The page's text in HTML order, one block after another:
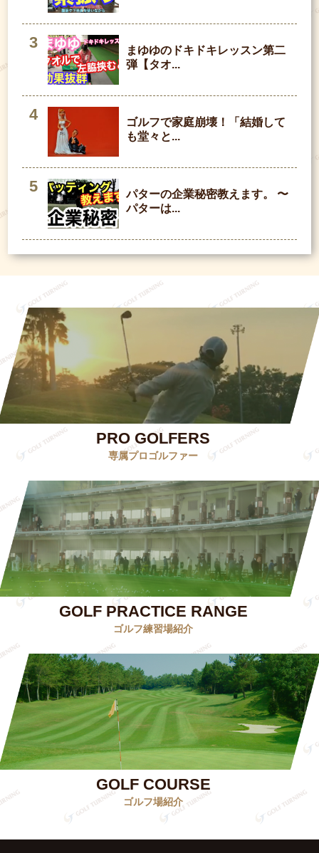
まゆゆのドキドキレッスン第二
弾【タオ...
ゴルフで家庭崩壊！「結婚して
も堂々と...
パターの企業秘密教えます。 〜
パターは...
PRO GOLFERS
専属プロゴルファー
GOLF PRACTICE RANGE
ゴルフ練習場紹介
GOLF COURSE
ゴルフ場紹介